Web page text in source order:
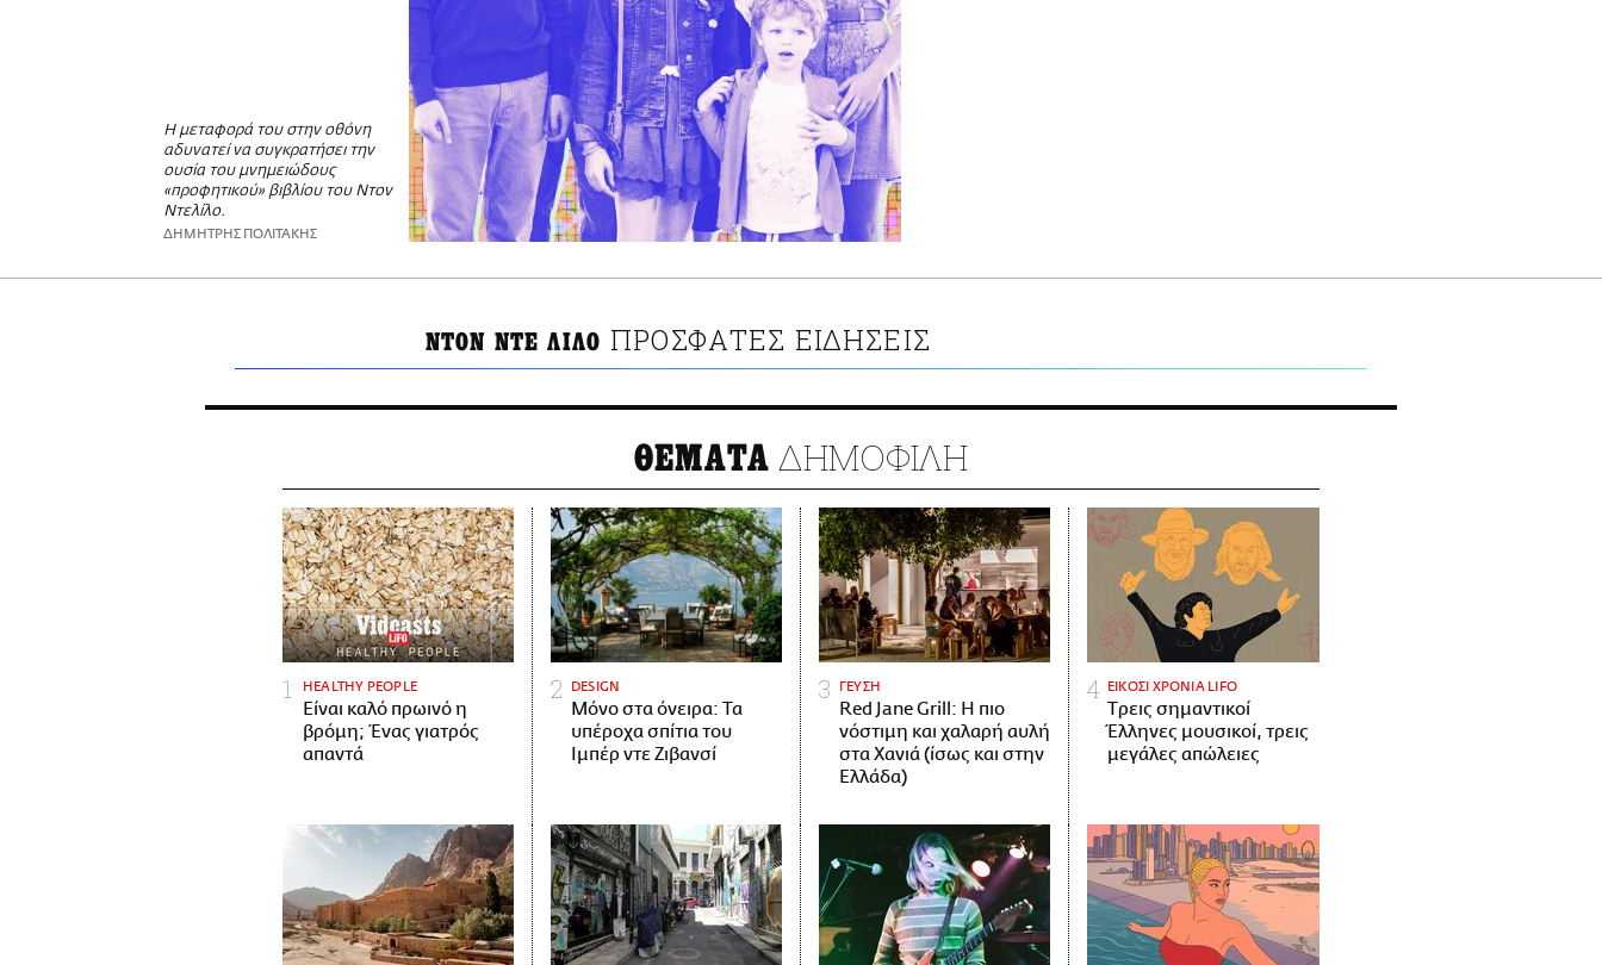
Η μεταφορά του στην οθόνη
αδυνατεί να συγκρατήσει την
ουσία του μνημειώδους
«προφητικού» βιβλίου του Ντον
Ντελίλο.
ΔΗΜΗΤΡΗΣ ΠΟΛΙΤΑΚΗΣ
ΝΤΟΝ ΝΤΕ ΛΙΛΟ ΠΡΟΣΦΑΤΕΣ ΕΙΔΗΣΕΙΣ
ΘΕΜΑΤΑ ΔΗΜΟΦΙΛΗ
HEALTHY PEOPLE
Είναι καλό πρωινό η
βρόμη; Ένας γιατρός
απαντά
DESIGN
Μόνο στα όνειρα: Τα
υπέροχα σπίτια του
Ιμπέρ ντε Ζιβανσί
ΓΕΥΣΗ
Red Jane Grill: Η πιο
νόστιμη και χαλαρή αυλή
στα Χανιά (ίσως και στην
Ελλάδα)
ΕΙΚΟΣΙ ΧΡΟΝΙΑ LIFO
Tρεις σημαντικοί
Έλληνες μουσικοί, τρεις
μεγάλες απώλειες